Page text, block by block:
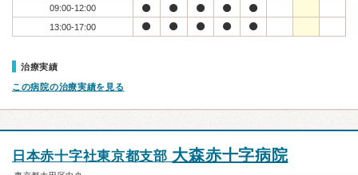
09:00-12:00
13:00-17:00
治療実績
この病院の治療実績を見る
日本赤十字社東京都支部 大森赤十字病院